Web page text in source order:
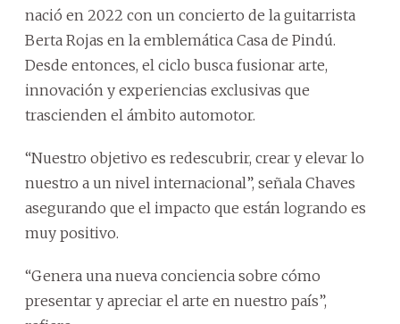
nació en 2022 con un concierto de la guitarrista
Berta Rojas en la emblemática Casa de Pindú.
Desde entonces, el ciclo busca fusionar arte,
innovación y experiencias exclusivas que
trascienden el ámbito automotor.
“Nuestro objetivo es redescubrir, crear y elevar lo
nuestro a un nivel internacional”, señala Chaves
asegurando que el impacto que están logrando es
muy positivo.
“Genera una nueva conciencia sobre cómo
presentar y apreciar el arte en nuestro país”,